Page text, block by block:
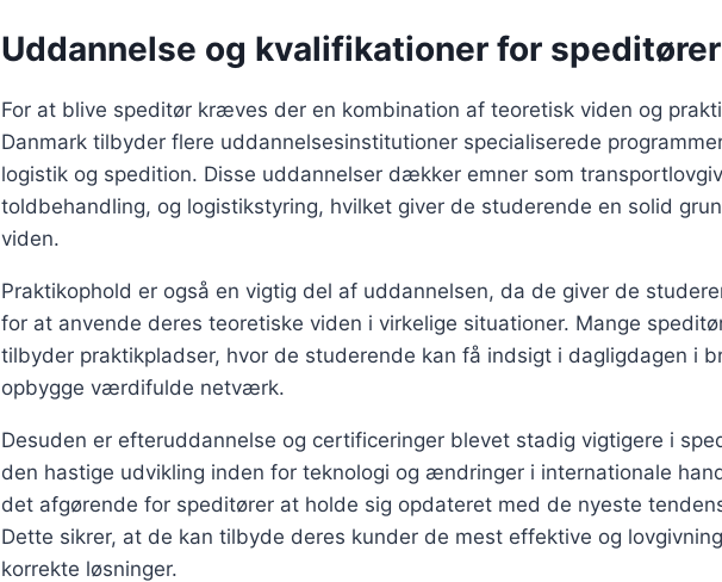
Uddannelse og kvalifikationer for speditører
For at blive speditør kræves der en kombination af teoretisk viden og
Danmark tilbyder flere uddannelsesinstitutioner specialiserede
logistik og spedition. Disse uddannelser dækker emner som
toldbehandling, og logistikstyring, hvilket giver de studerende en solid
viden.
Praktikophold er også en vigtig del af uddannelsen, da de giver de
for at anvende deres teoretiske viden i virkelige situationer. Mange
tilbyder praktikpladser, hvor de studerende kan få indsigt i dagligdagen i
opbygge værdifulde netværk.
Desuden er efteruddannelse og certificeringer blevet stadig vigtigere i
den hastige udvikling inden for teknologi og ændringer i internationale
det afgørende for speditører at holde sig opdateret med de nyeste
Dette sikrer, at de kan tilbyde deres kunder de mest effektive og
korrekte løsninger.